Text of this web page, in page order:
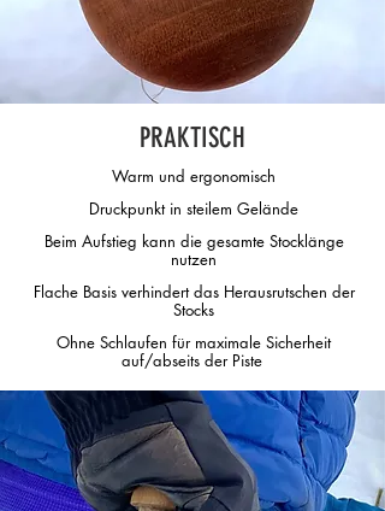
PRAKTISCH
Warm und ergonomisch
Druckpunkt in steilem Gelände
Beim Aufstieg kann die gesamte Stocklänge
nutzen
Flache Basis verhindert das Herausrutschen der
Stocks
Ohne Schlaufen für maximale Sicherheit
auf/abseits der Piste